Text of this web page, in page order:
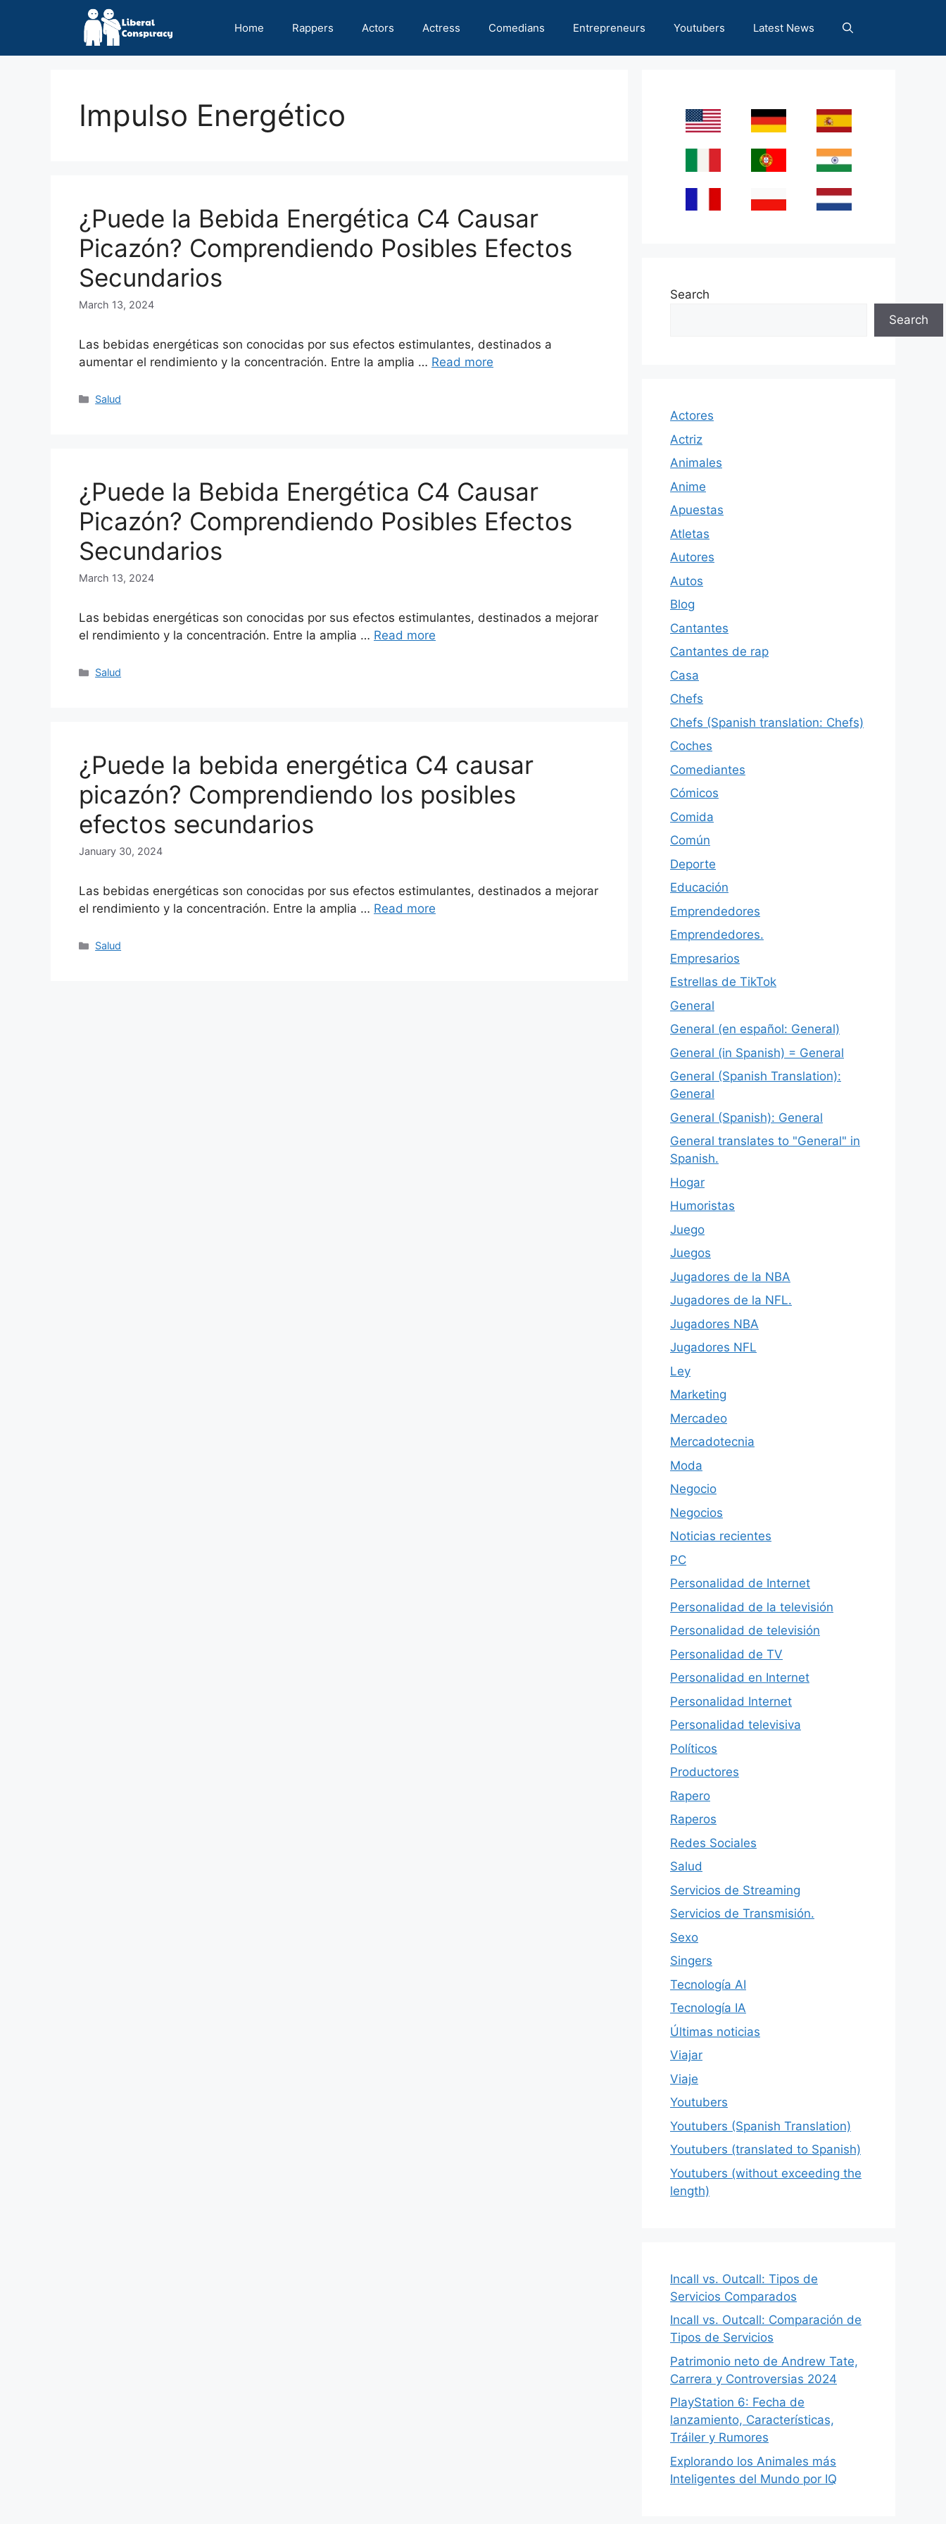
Home Rappers Actors Actress Comedians Entrepreneurs Youtubers Latest News
Impulso Energético
¿Puede la Bebida Energética C4 Causar
Picazón? Comprendiendo Posibles Efectos
Secundarios
March 13, 2024
Las bebidas energéticas son conocidas por sus efectos estimulantes, destinados a
aumentar el rendimiento y la concentración. Entre la amplia … Read more
Categories
Salud
¿Puede la Bebida Energética C4 Causar
Picazón? Comprendiendo Posibles Efectos
Secundarios
March 13, 2024
Las bebidas energéticas son conocidas por sus efectos estimulantes, destinados a mejorar
el rendimiento y la concentración. Entre la amplia … Read more
Categories
Salud
¿Puede la bebida energética C4 causar
picazón? Comprendiendo los posibles
efectos secundarios
January 30, 2024
Las bebidas energéticas son conocidas por sus efectos estimulantes, destinados a mejorar
el rendimiento y la concentración. Entre la amplia … Read more
Categories
Salud
Search
Search
Actores
Actriz
Animales
Anime
Apuestas
Atletas
Autores
Autos
Blog
Cantantes
Cantantes de rap
Casa
Chefs
Chefs (Spanish translation: Chefs)
Coches
Comediantes
Cómicos
Comida
Común
Deporte
Educación
Emprendedores
Emprendedores.
Empresarios
Estrellas de TikTok
General
General (en español: General)
General (in Spanish) = General
General (Spanish Translation):
General
General (Spanish): General
General translates to "General" in
Spanish.
Hogar
Humoristas
Juego
Juegos
Jugadores de la NBA
Jugadores de la NFL.
Jugadores NBA
Jugadores NFL
Ley
Marketing
Mercadeo
Mercadotecnia
Moda
Negocio
Negocios
Noticias recientes
PC
Personalidad de Internet
Personalidad de la televisión
Personalidad de televisión
Personalidad de TV
Personalidad en Internet
Personalidad Internet
Personalidad televisiva
Políticos
Productores
Rapero
Raperos
Redes Sociales
Salud
Servicios de Streaming
Servicios de Transmisión.
Sexo
Singers
Tecnología AI
Tecnología IA
Últimas noticias
Viajar
Viaje
Youtubers
Youtubers (Spanish Translation)
Youtubers (translated to Spanish)
Youtubers (without exceeding the
length)
Incall vs. Outcall: Tipos de
Servicios Comparados
Incall vs. Outcall: Comparación de
Tipos de Servicios
Patrimonio neto de Andrew Tate,
Carrera y Controversias 2024
PlayStation 6: Fecha de
lanzamiento, Características,
Tráiler y Rumores
Explorando los Animales más
Inteligentes del Mundo por IQ